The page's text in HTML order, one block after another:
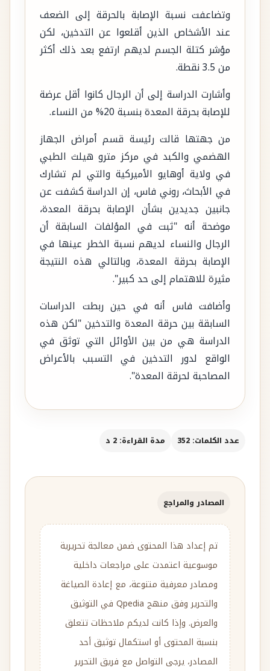
وتضاعفت نسبة الإصابة بالحرقة إلى الضعف
عند الأشخاص الذين أقلعوا عن التدخين، لكن
مؤشر كتلة الجسم لديهم ارتفع بعد ذلك أكثر
من 3.5 نقطة.
وأشارت الدراسة إلى أن الرجال كانوا أقل عرضة
للإصابة بحرقة المعدة بنسبة 20% من النساء.
من جهتها قالت رئيسة قسم أمراض الجهاز
الهضمي والكبد في مركز مترو هيلث الطبي
في ولاية أوهايو الأميركية والتي لم تشارك
في الأبحاث، روني فاس، إن الدراسة كشفت عن
جانبين جديدين بشأن الإصابة بحرقة المعدة،
موضحة أنه "ثبت في المؤلفات السابقة أن
الرجال والنساء لديهم نسبة الخطر عينها في
الإصابة بحرقة المعدة، وبالتالي هذه النتيجة
مثيرة للاهتمام إلى حد كبير".
وأضافت فاس أنه في حين ربطت الدراسات
السابقة بين حرقة المعدة والتدخين "لكن هذه
الدراسة هي من بين الأوائل التي توثق في
الواقع لدور التدخين في التسبب بالأعراض
المصاحبة لحرقة المعدة".
عدد الكلمات: 352 مدة القراءة: 2 د
المصادر والمراجع
تم إعداد هذا المحتوى ضمن معالجة تحريرية
موسوعية اعتمدت على مراجعات داخلية
ومصادر معرفية متنوعة، مع إعادة الصياغة
والتحرير وفق منهج Qpedia في التوثيق
والعرض. وإذا كانت لديكم ملاحظات تتعلق
بنسبة المحتوى أو استكمال توثيق أحد
المصادر، يرجى التواصل مع فريق التحرير